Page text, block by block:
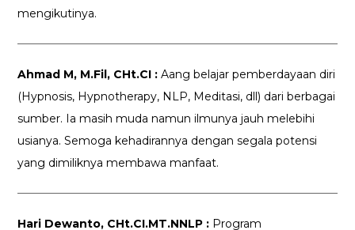
mengikutinya.
Ahmad M, M.Fil, CHt.CI : Aang belajar pemberdayaan diri
(Hypnosis, Hypnotherapy, NLP, Meditasi, dll) dari berbagai
sumber. Ia masih muda namun ilmunya jauh melebihi
usianya. Semoga kehadirannya dengan segala potensi
yang dimiliknya membawa manfaat.
Hari Dewanto, CHt.CI.MT.NNLP : Program